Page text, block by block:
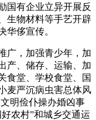
国有企业立异开展反
生物材料等手艺开辟
华侈宣传。
，加强青少年，加
产、储存、运输、加
食堂、学校食堂、国
麦严沉病虫害总体风
明俭仆操办婚凶事
农村”和城乡交通运